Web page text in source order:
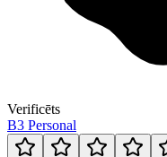
Verificēts
B3 Personal